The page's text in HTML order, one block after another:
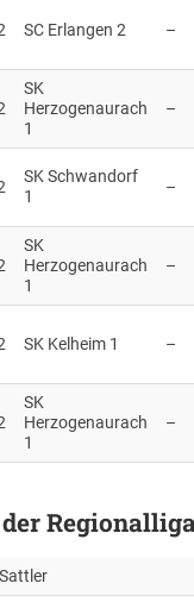
SC Erlangen 2 –
SK
Herzogenaurach
1
–
SK Schwandorf
1
–
SK
Herzogenaurach
1
–
SK Kelheim 1 –
SK
Herzogenaurach
1
–